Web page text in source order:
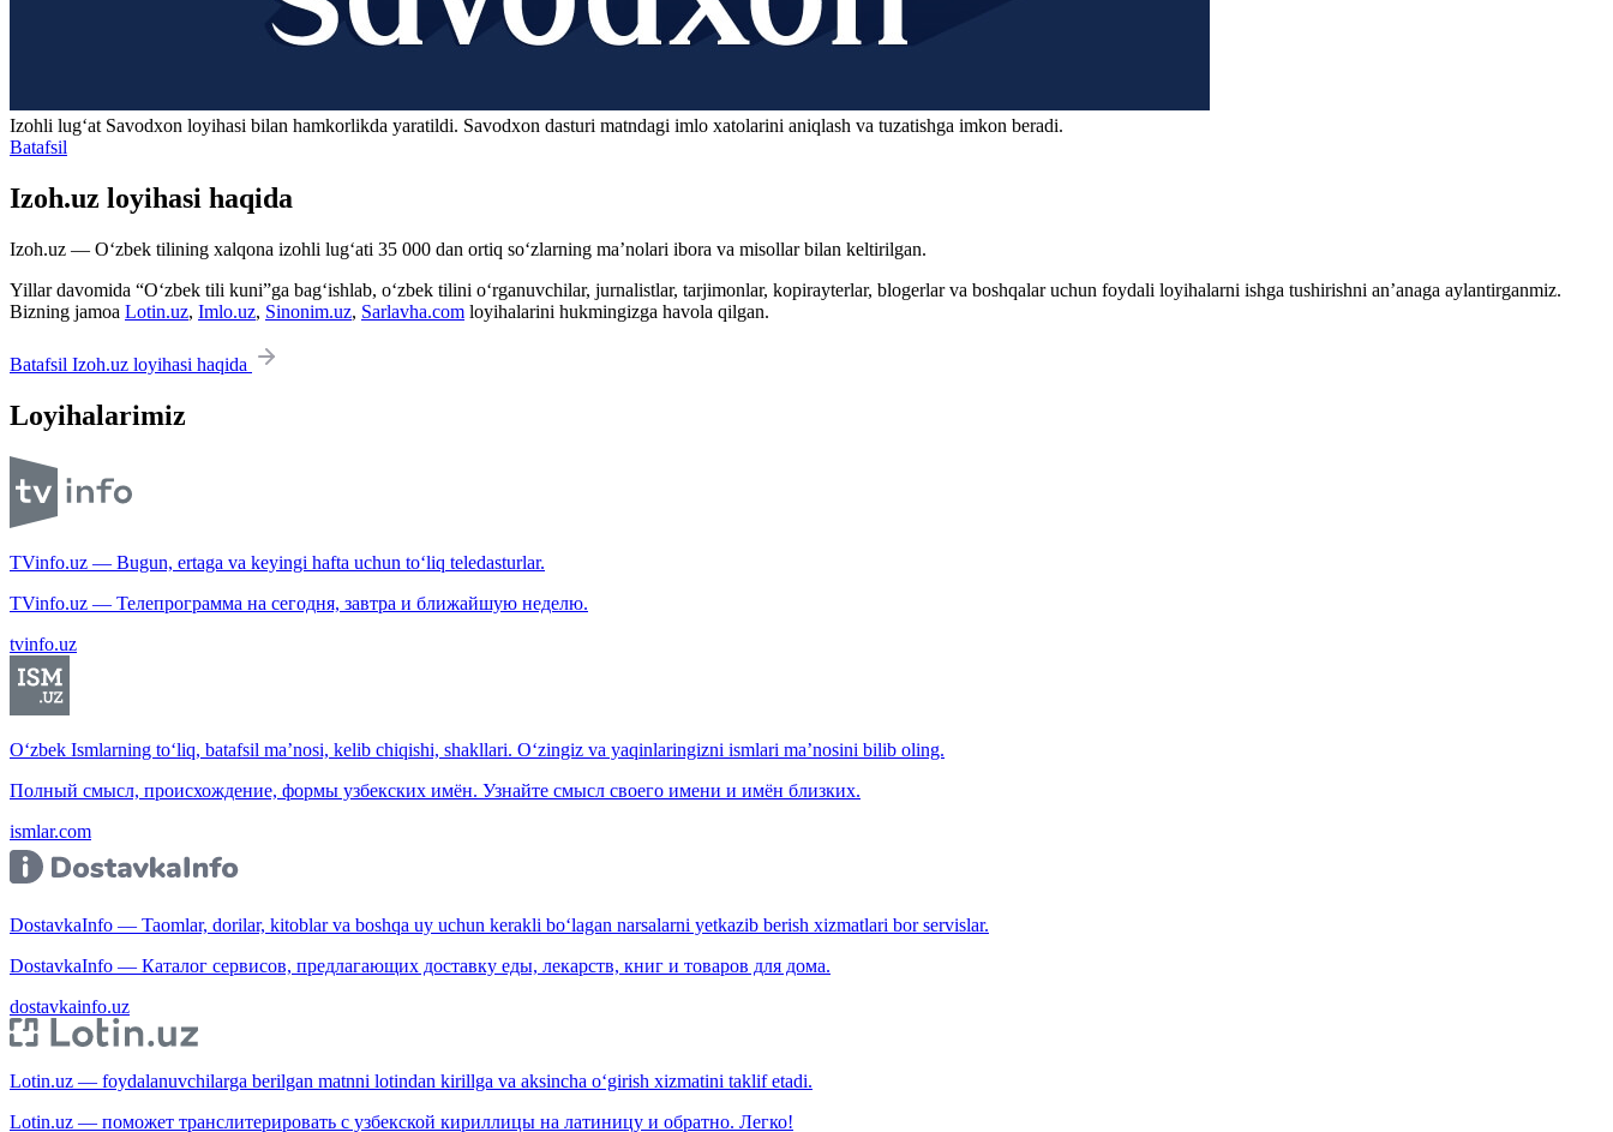
Izohli lugʻat Savodxon loyihasi bilan hamkorlikda yaratildi. Savodxon dasturi matndagi imlo xatolarini aniqlash va tuzatishga imkon beradi.
Batafsil
Izoh.uz loyihasi haqida
Izoh.uz — O‘zbek tilining xalqona izohli lug‘ati 35 000 dan ortiq so‘zlarning ma’nolari ibora va misollar bilan keltirilgan.
Yillar davomida “O‘zbek tili kuni”ga bag‘ishlab, o‘zbek tilini o‘rganuvchilar, jurnalistlar, tarjimonlar, kopirayterlar, blogerlar va boshqalar uchun foydali loyihalarni ishga tushirishni an’anaga aylantirganmiz.
Bizning jamoa Lotin.uz, Imlo.uz, Sinonim.uz, Sarlavha.com loyihalarini hukmingizga havola qilgan.
Batafsil Izoh.uz loyihasi haqida
Loyihalarimiz
TVinfo.uz — Bugun, ertaga va keyingi hafta uchun to‘liq teledasturlar.
TVinfo.uz — Телепрограмма на сегодня, завтра и ближайшую неделю.
tvinfo.uz
O‘zbek Ismlarning to‘liq, batafsil ma’nosi, kelib chiqishi, shakllari. O‘zingiz va yaqinlaringizni ismlari ma’nosini bilib oling.
Полный смысл, происхождение, формы узбекских имён. Узнайте смысл своего имени и имён близких.
ismlar.com
DostavkaInfo — Taomlar, dorilar, kitoblar va boshqa uy uchun kerakli bo‘lagan narsalarni yetkazib berish xizmatlari bor servislar.
DostavkaInfo — Каталог сервисов, предлагающих доставку еды, лекарств, книг и товаров для дома.
dostavkainfo.uz
Lotin.uz — foydalanuvchilarga berilgan matnni lotindan kirillga va aksincha o‘girish xizmatini taklif etadi.
Lotin.uz — поможет транслитерировать с узбекской кириллицы на латиницу и обратно. Легко!